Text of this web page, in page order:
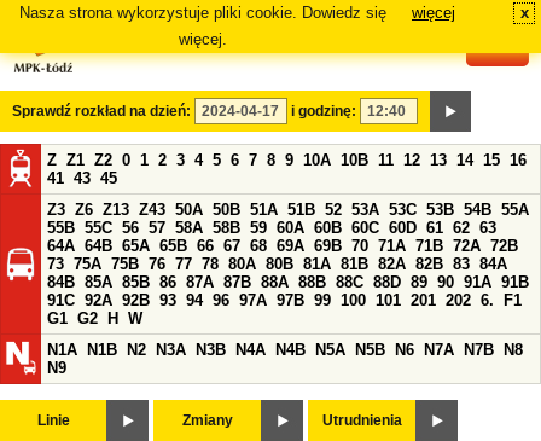
Nasza strona wykorzystuje pliki cookie. Dowiedz się
więcej.
więcej x
Sprawdź rozkład na dzień: i godzinę:
Z Z1 Z2 0 1 2 3 4 5 6 7 8 9 10A 10B 11 12 13 14 15 16
41 43 45
Z3 Z6 Z13 Z43 50A 50B 51A 51B 52 53A 53C 53B 54B 55A
55B 55C 56 57 58A 58B 59 60A 60B 60C 60D 61 62 63
64A 64B 65A 65B 66 67 68 69A 69B 70 71A 71B 72A 72B
73 75A 75B 76 77 78 80A 80B 81A 81B 82A 82B 83 84A
84B 85A 85B 86 87A 87B 88A 88B 88C 88D 89 90 91A 91B
91C 92A 92B 93 94 96 97A 97B 99 100 101 201 202 6.
F1
G1 G2 H
W
N1A
N1B N2 N3A N3B N4A N4B N5A N5B N6 N7A N7B
N8
N9
Linie Zmiany Utrudnienia